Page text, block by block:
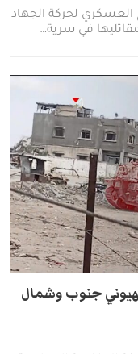
العسكري لحركة الجهاد
في سرية…
جنوب وشمال